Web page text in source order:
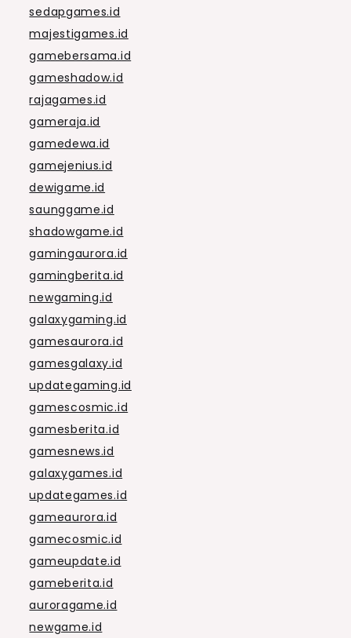
sedapgames.id
majestigames.id
gamebersama.id
gameshadow.id
rajagames.id
gameraja.id
gamedewa.id
gamejenius.id
dewigame.id
saunggame.id
shadowgame.id
gamingaurora.id
gamingberita.id
newgaming.id
galaxygaming.id
gamesaurora.id
gamesgalaxy.id
updategaming.id
gamescosmic.id
gamesberita.id
gamesnews.id
galaxygames.id
updategames.id
gameaurora.id
gamecosmic.id
gameupdate.id
gameberita.id
auroragame.id
newgame.id